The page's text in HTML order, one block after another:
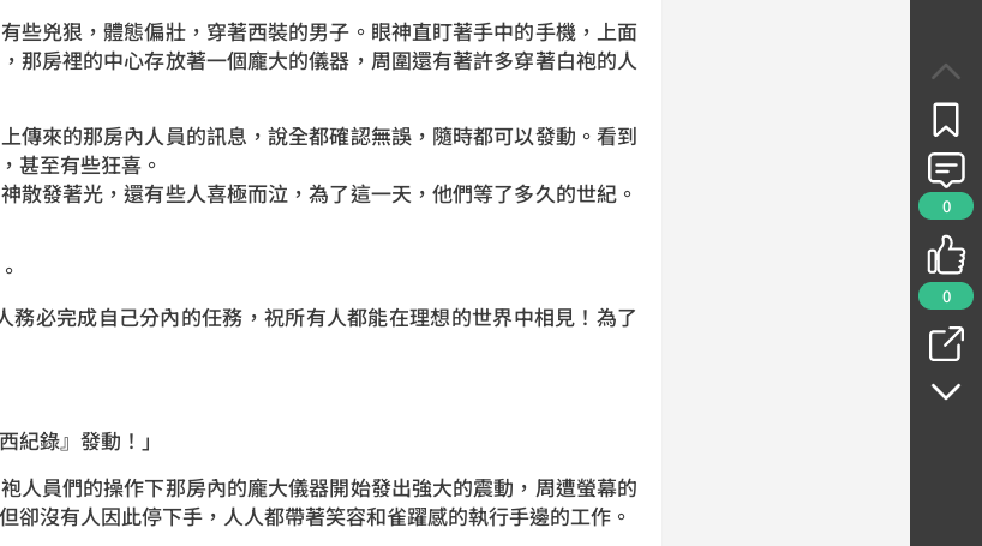
0
0
些兇狠，體態偏壯，穿著西裝的男子。眼神直盯著手中的手機，上面
那房裡的中心存放著一個龐大的儀器，周圍還有著許多穿著白袍的人
傳來的那房內人員的訊息，說全都確認無誤，隨時都可以發動。看到
甚至有些狂喜。
散發著光，還有些人喜極而泣，為了這一天，他們等了多久的世紀。
務必完成自己分內的任務，祝所有人都能在理想的世界中相見！為了
紀錄』發動！」
人員們的操作下那房內的龐大儀器開始發出強大的震動，周遭螢幕的
卻沒有人因此停下手，人人都帶著笑容和雀躍感的執行手邊的工作。